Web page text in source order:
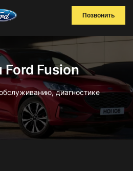
Позвонить
Ford Fusion
диагностике